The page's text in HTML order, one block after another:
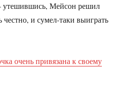
утешившись, Мейсон решил
честно, и сумел-таки выиграть
очень привязана к своему